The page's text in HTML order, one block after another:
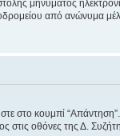
μηνύματος
από ανώνυμα
στο κουμπί “Απάντηση”.
στις οθόνες της Δ.